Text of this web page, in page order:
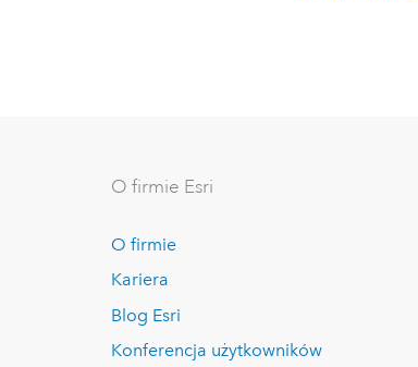
O firmie Esri
O firmie
Kariera
Blog Esri
Konferencja użytkowników